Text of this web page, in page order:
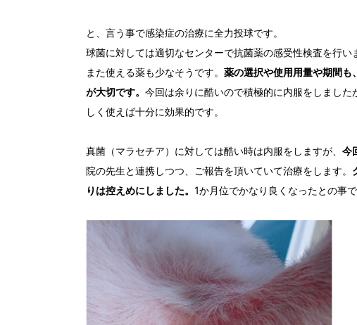
と、言う事で感染症の治療に全力投球です。
球菌に対しては適切なセンターで抗菌薬の感受性検査を行
また使える薬も少なそうです。 薬の選択や使用用量や期間も
が大切です。 今回は余りに酷いので積極的に内服をしまし
しく使えば十分に効果的です。
真菌（マラセチア）に対しては酷い時は内服をしますが、 今
院の先生と連携しつつ、ご報告を頂いていて治療をします。
りは控えめにしました。 1か月位でかなり良くなったとの事